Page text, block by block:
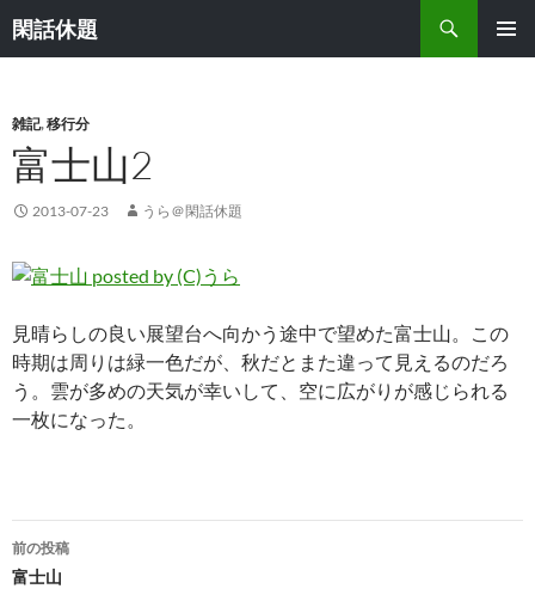
閑話休題
索
ン
ツ
へ
キ
プ
雑記,移行分
富士山2
2013-07-23 うら＠閑話休題
見晴らしの良い展望台へ向かう途中で望めた富士山。この
時期は周りは緑一色だが、秋だとまた違って見えるのだろ
う。雲が多めの天気が幸いして、空に広がりが感じられる
一枚になった。
投
稿
前の投稿
富士山